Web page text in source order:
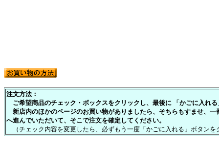
注文方法：
ご希望商品のチェック・ボックスをクリックし、最後に 「かごに入れ
新店内のほかのページのお買い物がありましたら、そちらもすませ、一
へ進んでいただいて、そこで注文を確定してください。
（チェック内容を変更したら、必ずもう一度「かごに入れる」ボタン